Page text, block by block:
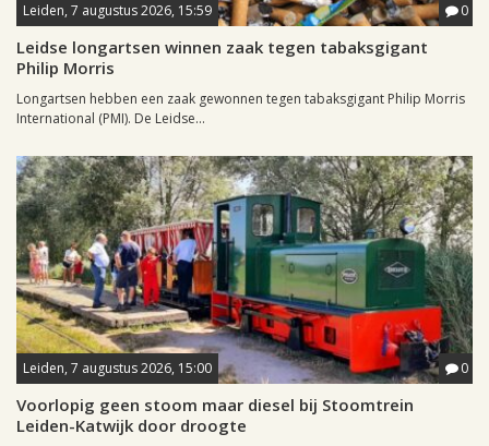
Leiden, 7 augustus 2026, 15:59 0
Leidse longartsen winnen zaak tegen tabaksgigant
Philip Morris
Longartsen hebben een zaak gewonnen tegen tabaksgigant Philip Morris
International (PMI). De Leidse...
Leiden, 7 augustus 2026, 15:00 0
Voorlopig geen stoom maar diesel bij Stoomtrein
Leiden-Katwijk door droogte